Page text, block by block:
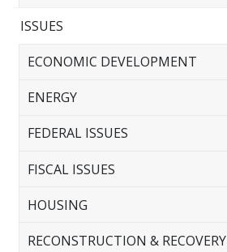
ISSUES
ECONOMIC DEVELOPMENT
ENERGY
FEDERAL ISSUES
FISCAL ISSUES
HOUSING
RECONSTRUCTION & RECOVERY